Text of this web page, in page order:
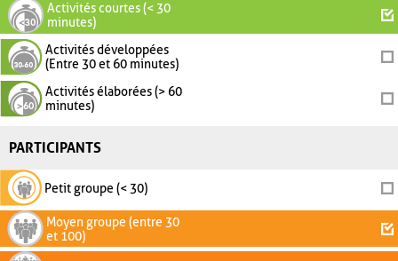
Activités courtes (< 30
minutes)
Activités développées
(Entre 30 et 60 minutes)
Activités élaborées (> 60
minutes)
PARTICIPANTS
Petit groupe (< 30)
Moyen groupe (entre 30
et 100)